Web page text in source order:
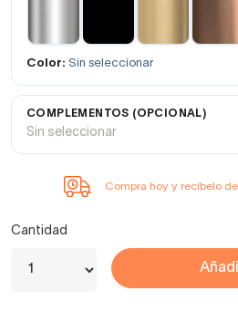
Color: Sin seleccionar
COMPLEMENTOS (OPCIONAL)
Sin seleccionar
Compra hoy y recíbelo
Cantidad